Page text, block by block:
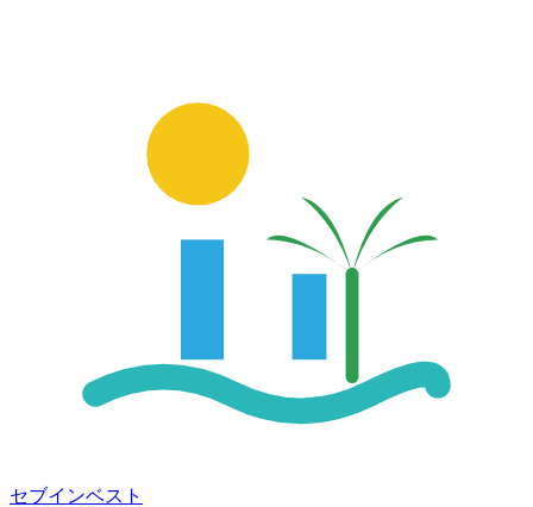
セブインベスト